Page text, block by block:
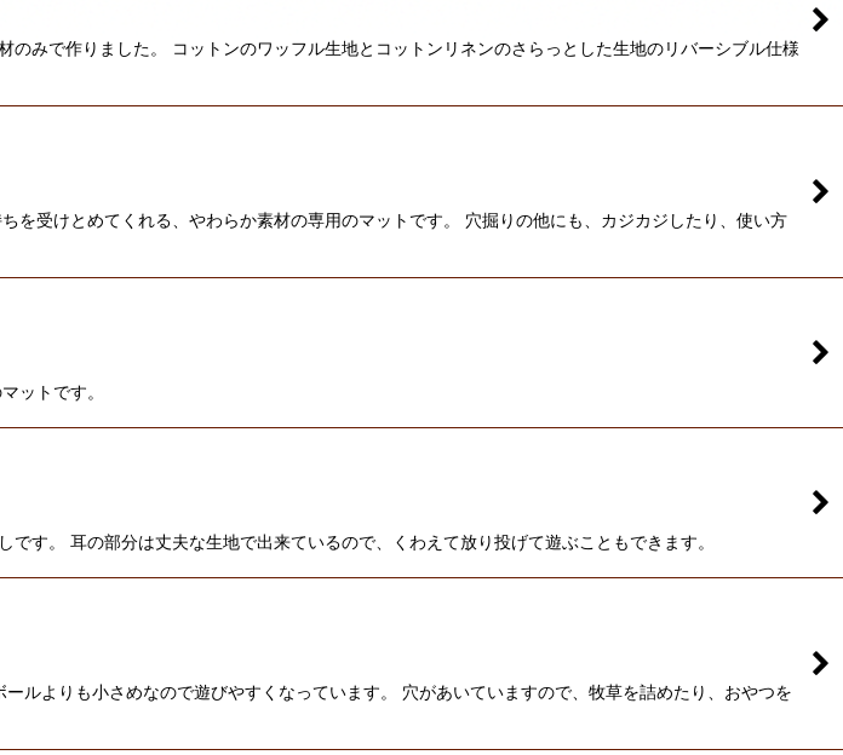
みで作りました。 コットンのワッフル生地とコットンリネンのさらっとした生地のリバーシブル仕様
を受けとめてくれる、やわらか素材の専用のマットです。 穴掘りの他にも、カジカジしたり、使い方
ットです。
す。 耳の部分は丈夫な生地で出来ているので、くわえて放り投げて遊ぶこともできます。
よりも小さめなので遊びやすくなっています。 穴があいていますので、牧草を詰めたり、おやつを